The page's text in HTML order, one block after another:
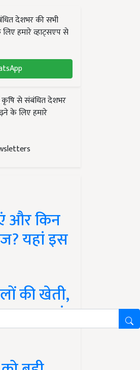
देशभर की सभी
हमारे व्हाट्सएप से
कृषि से संबंधित देशभर
के लिए हमारे
और किन
यहां इस
की खेती,
कमाएं